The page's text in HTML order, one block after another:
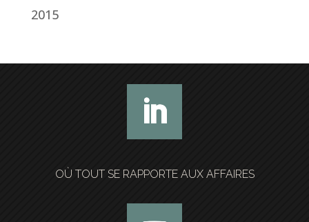
2015
OÙ TOUT SE RAPPORTE AUX AFFAIRES